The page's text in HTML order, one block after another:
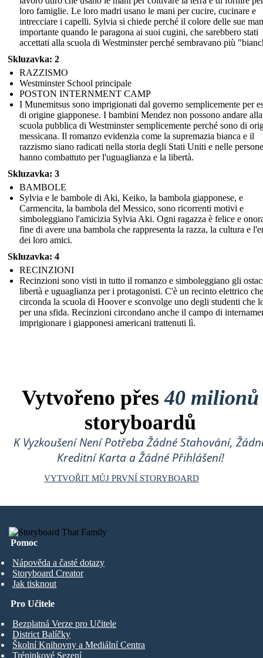
loro famiglie. Le loro madri usano le mani per cucire, cucinare e
intrecciare i capelli. Sylvia si chiede perché il colore delle sue
importante quando le paragona ai suoi cugini, che sarebbero stati
accettati alla scuola di Westminster perché sembravano più
Skluzavka: 2
RAZZISMO
Westminster School principale
POSTON INTERNMENT CAMP
I Munemitsus sono imprigionati dal governo semplicemente per
di origine giapponese. I bambini Mendez non possono andare alla
scuola pubblica di Westminster semplicemente perché sono di
messicana. Il romanzo evidenzia come la supremazia bianca e il
razzismo siano radicati nella storia degli Stati Uniti e nelle
hanno combattuto per l'uguaglianza e la libertà.
Skluzavka: 3
BAMBOLE
Sylvia e le bambole di Aki, Keiko, la bambola giapponese, e
Carmencita, la bambola del Messico, sono ricorrenti motivi e
simboleggiano l'amicizia Sylvia Aki. Ogni ragazza è felice e
fine di avere una bambola che rappresenta la razza, la cultura e
dei loro amici.
Skluzavka: 4
RECINZIONI
Recinzioni sono visti in tutto il romanzo e simboleggiano gli
libertà e uguaglianza per i protagonisti. C'è un recinto elettrico che
circonda la scuola di Hoover e sconvolge uno degli studenti che
per una sfida. Recinzioni circondano anche il campo di
imprigionare i giapponesi americani trattenuti lì.
Vytvořeno přes40 milionů
storyboardů
K Vyzkoušení Není Potřeba Žádné Stahování,
Kreditní Karta a Žádné Přihlášení!
VYTVOŘIT MŮJ PRVNÍ STORYBOARD
Pomoc
Nápověda a časté dotazy
Storyboard Creator
Jak tisknout
Pro Učitele
Bezplatná Verze pro Učitele
District Balíčky
Školní Knihovny a Mediální Centra
Tréninkové Sezení